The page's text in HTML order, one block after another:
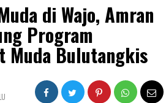
di Wajo, Amran
Program
Muda Bulutangkis